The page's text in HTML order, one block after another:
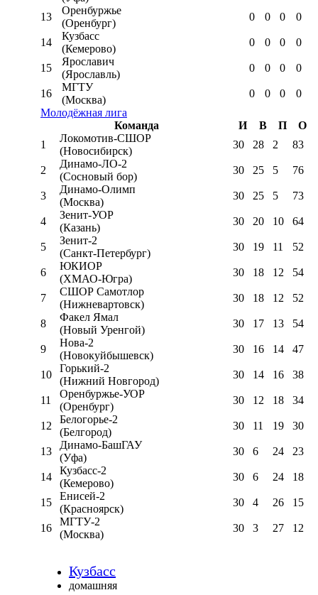
13
Оренбуржье
(Оренбург)
0 0 0 0
14
Кузбасс
(Кемерово)
0 0 0 0
15
Ярославич
(Ярославль)
0 0 0 0
16
МГТУ
(Москва)
0 0 0
0
Молодёжная лига
Команда
И В П
О
1
Локомотив-CШОР
(Новосибирск)
30 28 2 83
2
Динамо-ЛО-2
(Сосновый бор)
30 25 5 76
3
Динамо-Олимп
(Москва)
30 25 5 73
4
Зенит-УОР
(Казань)
30 20 10 64
5
Зенит-2
(Санкт-Петербург)
30 19 11 52
6
ЮКИОР
(ХМАО-Югра)
30 18 12 54
7
СШОР Самотлор
(Нижневартовск)
30 18 12 52
8
Факел Ямал
(Новый Уренгой)
30 17 13 54
9
Нова-2
(Новокуйбышевск)
30 16 14 47
10
Горький-2
(Нижний Новгород)
30 14 16 38
11
Оренбуржье-УОР
(Оренбург)
30 12 18 34
12
Белогорье-2
(Белгород)
30 11 19 30
13
Динамо-БашГАУ
(Уфа)
30 6 24 23
14
Кузбасс-2
(Кемерово)
30 6 24 18
15
Енисей-2
(Красноярск)
30 4 26 15
16
МГТУ-2
(Москва)
30 3 27 12
Кузбасс
домашняя